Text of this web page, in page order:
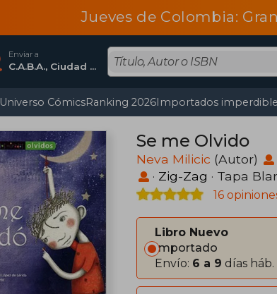
Jueves de Colombia:
Enviar a
C.A.B.A., Ciudad Autónoma De Buenos Aires
Universo CómicsRanking 2026Importados
Se me Olvido
Neva Milicic (Autor)
· Zig-Zag · Tapa
16
Libro Nuevo
Importado
Envío: 6 a 9 días háb.